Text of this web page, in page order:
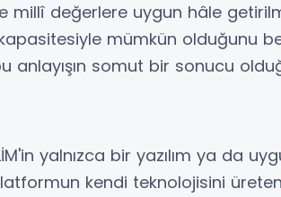
millî değerlere uygun hâle
mümkün olduğunu
anlayışın somut bir sonucu
yalnızca bir yazılım ya da
kendi teknolojisini